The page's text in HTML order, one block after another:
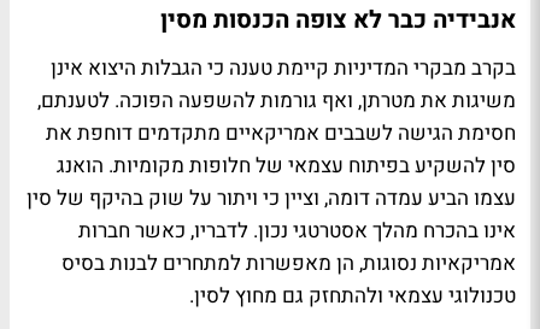
אנבידיה כבר לא צופה הכנסות מסין
בקרב מבקרי המדיניות קיימת טענה כי הגבלות היצוא אינן
משיגות את מטרתן, ואף גורמות להשפעה הפוכה. לטענתם,
חסימת הגישה לשבבים אמריקאיים מתקדמים דוחפת את
סין להשקיע בפיתוח עצמאי של חלופות מקומיות. הואנג
עצמו הביע עמדה דומה, וציין כי ויתור על שוק בהיקף של סין
אינו בהכרח מהלך אסטרטגי נכון. לדבריו, כאשר חברות
אמריקאיות נסוגות, הן מאפשרות למתחרים לבנות בסיס
טכנולוגי עצמאי ולהתחזק גם מחוץ לסין.